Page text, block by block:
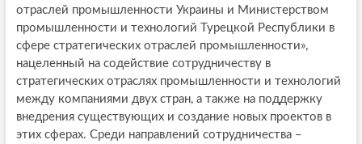
отраслей промышленности Украины и Министерством
промышленности и технологий Турецкой Республики в
сфере стратегических отраслей промышленности»,
нацеленный на содействие сотрудничеству в
стратегических отраслях промышленности и технологий
между компаниями двух стран, а также на поддержку
внедрения существующих и создание новых проектов в
этих сферах. Среди направлений сотрудничества –